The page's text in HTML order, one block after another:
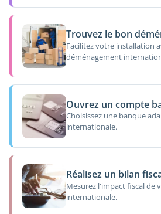
Trouvez le bon
Facilitez votre installation
déménagement
Ouvrez un compte
Choisissez une banque
internationale.
Réalisez un bilan
Mesurez l'impact fiscal de
internationale.